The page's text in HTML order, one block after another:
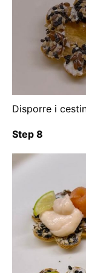
Disporre i
Step 8